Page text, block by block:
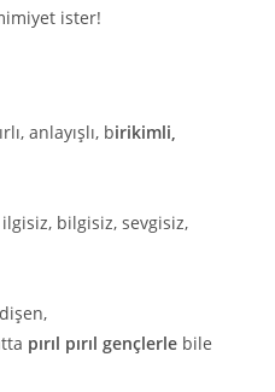
ister!
anlayışlı, birikimli,
ilgisiz, bilgisiz, sevgisiz,
pırıl pırıl gençlerle bile